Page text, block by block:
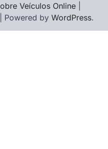
Veículos Online
| Powered by WordPress.